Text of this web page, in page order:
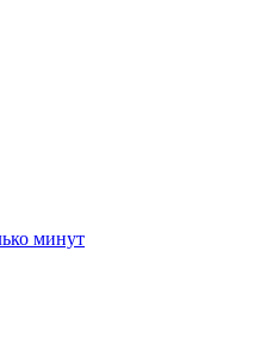
минут